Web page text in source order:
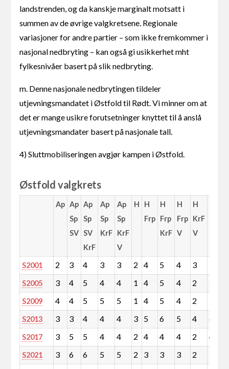
landstrenden, og da kanskje marginalt motsatt i
summen av de øvrige valgkretsene. Regionale
variasjoner for andre partier – som ikke fremkommer i
nasjonal nedbryting – kan også gi usikkerhet mht
fylkesnivåer basert på slik nedbryting.
m. Denne nasjonale nedbrytingen tildeler
utjevningsmandatet i Østfold til Rødt. Vi minner om at
det er mange usikre forutsetninger knyttet til å anslå
utjevningsmandater basert på nasjonale tall.
4) Sluttmobiliseringen avgjør kampen i Østfold.
Østfold valgkrets
Ap Ap
Sp
SV
Ap
Sp
SV
KrF
Ap
Sp
KrF
Ap
Sp
KrF
V
H
H
Frp
H
Frp
KrF
H
Frp
V
H
KrF
V
S2001 2 3 4 3 3 2 4 5 4 3
S2005 3 4 5 4 4 1 4 5 4 2
S2009 4 4 5 5 5 1 4 5 4 2
S2013 3 3 4 4 4 3 5 6 5 4 6
S2017 3 5 5 4 4 2 4 4 4 2 4
S2021 3 6 6 5 5 2 3 3 3 2